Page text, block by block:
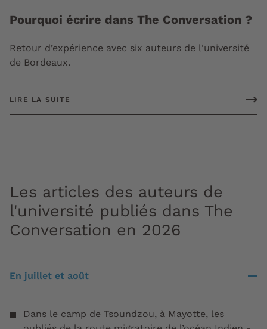
Pourquoi écrire dans The Conversation ?
Retour d’expérience avec six auteurs de l'université
de Bordeaux.
LIRE LA SUITE
Les articles des auteurs de
l'université publiés dans The
Conversation en 2026
En juillet et août
Dans le camp de Tsoundzou, à Mayotte, les